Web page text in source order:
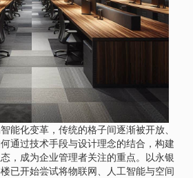
能化变革，传统的格子间逐渐被开放、
通过技术手段与设计理念的结合，构建
，成为企业管理者关注的重点。以永银
已开始尝试将物联网、人工智能与空间